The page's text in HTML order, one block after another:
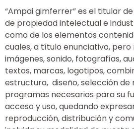
“Ampai gimferrer” es el titular
de propiedad intelectual e
como de los elementos
cuales, a título enunciativo, pero
imágenes, sonido, fotografías,
textos, marcas, logotipos,
estructura, diseño, selección de
programas necesarios para su
acceso y uso, quedando
reproducción, distribución y